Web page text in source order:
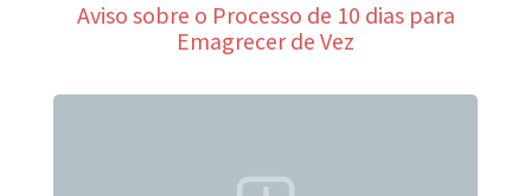
Aviso sobre o Processo de 10 dias para
Emagrecer de Vez